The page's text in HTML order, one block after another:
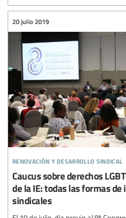
renovación y desarrollo sindical
20 julio 2019
Caucus sobre derechos
de la IE: todas las formas
sindicales